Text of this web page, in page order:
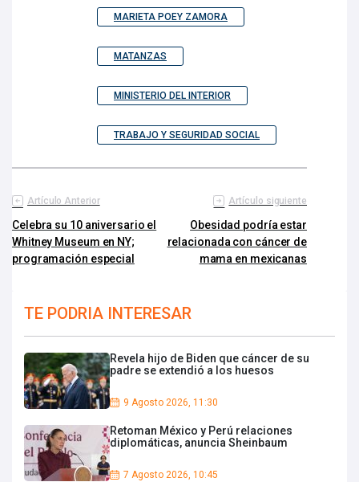
MARIETA POEY ZAMORA
MATANZAS
MINISTERIO DEL INTERIOR
TRABAJO Y SEGURIDAD SOCIAL
Artículo Anterior
Celebra su 10 aniversario el
Whitney Museum en NY;
programación especial
Artículo siguiente
Obesidad podría estar
relacionada con cáncer de
mama en mexicanas
TE PODRIA INTERESAR
Revela hijo de Biden que cáncer de su
padre se extendió a los huesos
9 Agosto 2026, 11:30
Retoman México y Perú relaciones
diplomáticas, anuncia Sheinbaum
7 Agosto 2026, 10:45